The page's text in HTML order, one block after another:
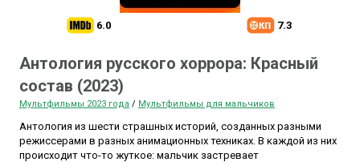
6.0 7.3
Антология русского хоррора: Красный
состав (2023)
Мультфильмы 2023 года / Мультфильмы для мальчиков
Антология из шести страшных историй, созданных разными
режиссерами в разных анимационных техниках. В каждой из них
происходит что-то жуткое: мальчик застревает